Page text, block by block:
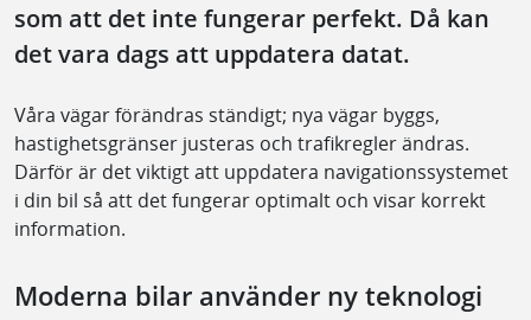
som att det inte fungerar perfekt. Då kan
det vara dags att uppdatera datat.
Våra vägar förändras ständigt; nya vägar byggs,
hastighetsgränser justeras och trafikregler ändras.
Därför är det viktigt att uppdatera navigationssystemet
i din bil så att det fungerar optimalt och visar korrekt
information.
Moderna bilar använder ny teknologi